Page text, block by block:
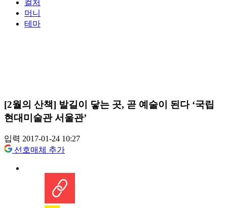
컬처
머니
테마
[2월의 산책] 발길이 닿는 곳, 곧 예술이 된다 ‘국립
현대미술관 서울관’
입력 2017-01-24 10:27
선호매체 추가